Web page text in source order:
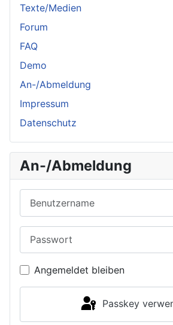
Texte/Medien
Forum
FAQ
Demo
An-/Abmeldung
Impressum
Datenschutz
An-/Abmeldung
Angemeldet bleiben
Passkey